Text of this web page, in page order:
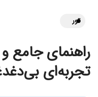
تور
راهنمای جامع
تجربه‌ای